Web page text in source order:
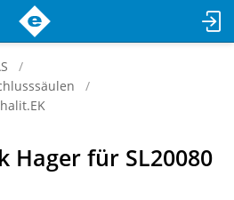
Hager für SL20080